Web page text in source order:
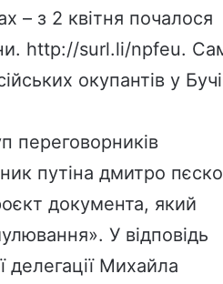
– з 2 квітня почалося
http://surl.li/npfeu.
окупантів у
переговорників
путіна дмитро
документа, який
У відповідь
делегації Михайла